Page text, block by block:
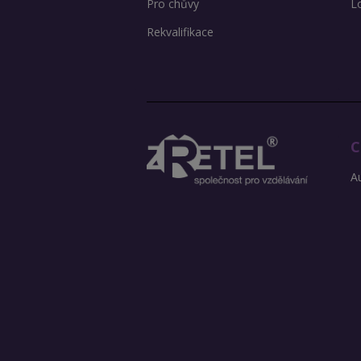
Pro chůvy
Rekvalifikace